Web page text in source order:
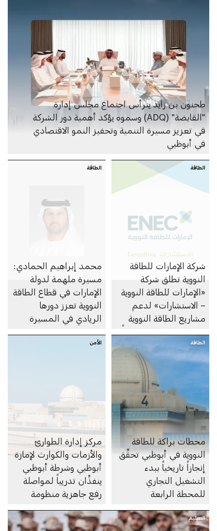
طحنون بن زايد يترأس اجتماع مجلس إدارة
"القابضة" (ADQ) وسموه يؤكد أهمية دور الشركة
في تعزيز مسيرة التنمية وتحفيز النمو الاقتصادي
في أبوظبي
الطاقة
شركة الإمارات للطاقة
النووية تطلق شركة
«الإمارات للطاقة النووية
– الاستشارات» لدعم
مشاريع الطاقة النووية
الطاقة
محمد إبراهيم الحمادي:
مسيرة ملهمة لدولة
الإمارات في قطاع الطاقة
النووية تعزز دورها
الريادي في المسيرة
المناخي
الطاقة
محطات براكة للطاقة
النووية في أبوظبي تحقِّق
إنجازاً تاريخياً ببدء
التشغيل التجاري
للمحطة الرابعة
الأمن
مركز إدارة الطوارئ
والأزمات والكوارث لإمارة
أبوظبي وشرطة أبوظبي
ينفذِّان تدريباً لمواصلة
رفع جاهزية منظومة
قطاع الطاقة النووية
التعليم